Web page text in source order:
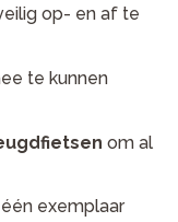
op- en af te
te kunnen
om al
exemplaar